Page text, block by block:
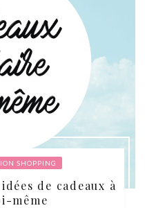
SHOPPING
de cadeaux à
même